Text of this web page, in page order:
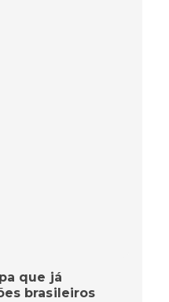
que já
brasileiros